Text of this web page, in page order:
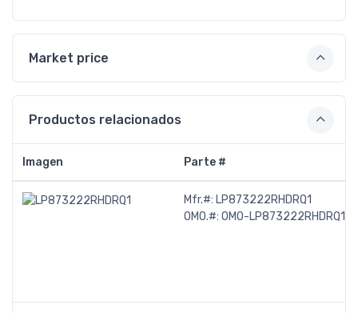
Market price
Productos relacionados
Imagen Parte #
Mfr.#: LP873222RHDRQ1
OMO.#: OMO-LP873222RHDRQ1